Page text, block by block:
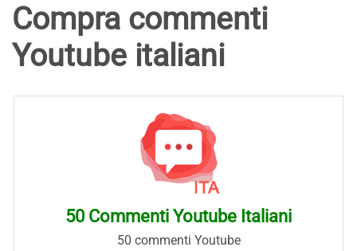
Compra commenti
Youtube italiani
50 Commenti Youtube Italiani
50 commenti Youtube